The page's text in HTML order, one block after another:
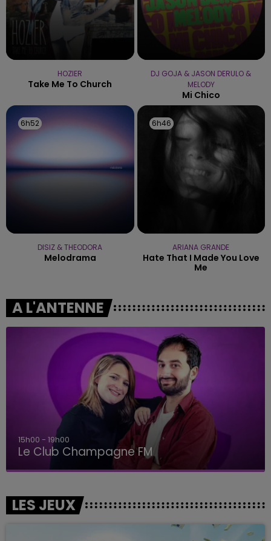
HOZIER
Take Me To Church
DJ GOJA & JASON DERULO &
MELODY
Mi Chico
6h52
6h52
DISIZ & THEODORA
Melodrama
6h46
6h46
ARIANA GRANDE
Hate That I Made You Love
Me
A L'ANTENNE
15h00 - 19h00
Le Club Champagne FM
LES JEUX